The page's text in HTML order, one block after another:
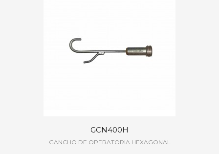
GCN400H
GANCHO DE OPERATORIA HEXAGONAL